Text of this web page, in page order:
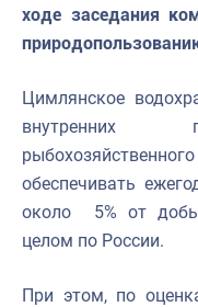
ходе заседания
Цимлянское
внутренних
обеспечивать
около 5% от
целом по России.
При этом, по